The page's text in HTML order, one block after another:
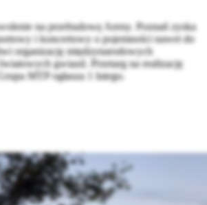
na przebudowę Areny. Poznań zyska
i koncertowy o pojemności nawet do
organizację międzynarodowych
gwiazd. Przetarg na realizację
MTP ogłasza 1 lutego.